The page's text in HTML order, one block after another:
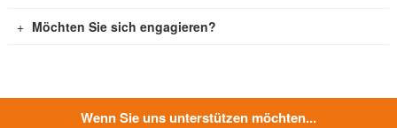
Möchten Sie sich engagieren?
Wenn Sie uns unterstützen möchten...